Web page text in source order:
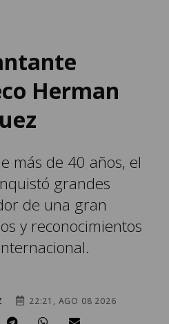
Herman
más de 40 años, el
grandes
de una gran
y reconocimientos
22:21, AGO 08 2026